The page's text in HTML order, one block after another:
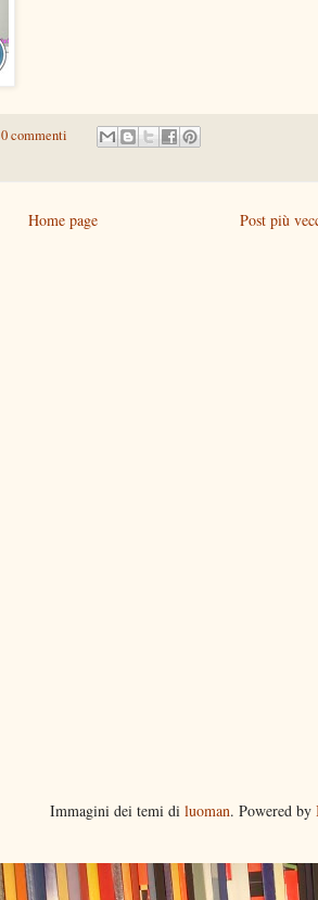
0 commenti
Post più
Home page
Immagini dei temi di luoman. Powered by